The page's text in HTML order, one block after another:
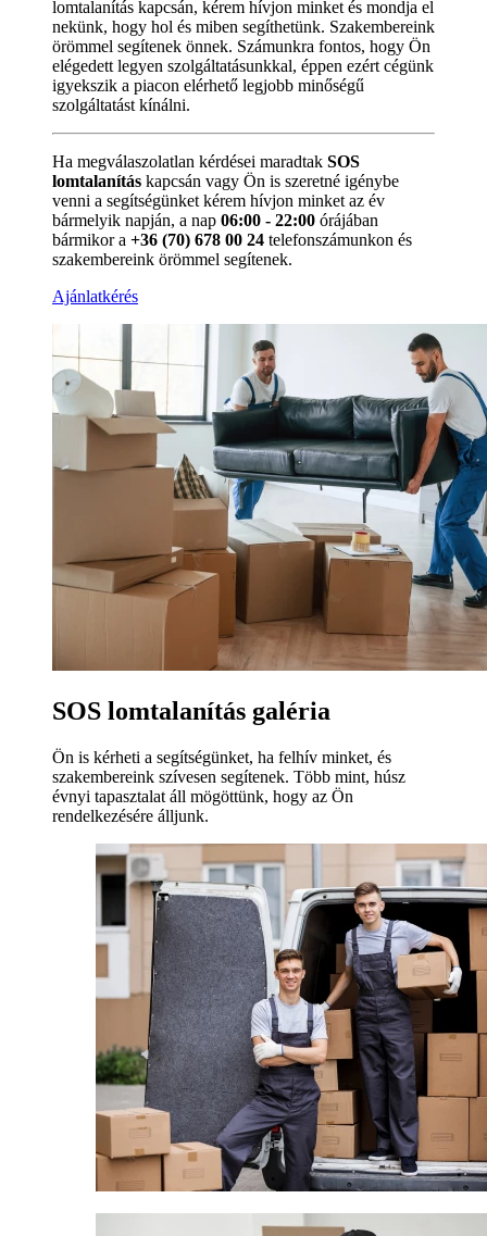
lomtalanítás kapcsán, kérem hívjon minket és mondja el
nekünk, hogy hol és miben segíthetünk. Szakembereink
örömmel segítenek önnek. Számunkra fontos, hogy Ön
elégedett legyen szolgáltatásunkkal, éppen ezért cégünk
igyekszik a piacon elérhető legjobb minőségű
szolgáltatást kínálni.
Ha megválaszolatlan kérdései maradtak SOS
lomtalanítás kapcsán vagy Ön is szeretné igénybe
venni a segítségünket kérem hívjon minket az év
bármelyik napján, a nap 06:00 - 22:00 órájában
bármikor a +36 (70) 678 00 24 telefonszámunkon és
szakembereink örömmel segítenek.
Ajánlatkérés
SOS lomtalanítás galéria
Ön is kérheti a segítségünket, ha felhív minket, és
szakembereink szívesen segítenek. Több mint, húsz
évnyi tapasztalat áll mögöttünk, hogy az Ön
rendelkezésére álljunk.